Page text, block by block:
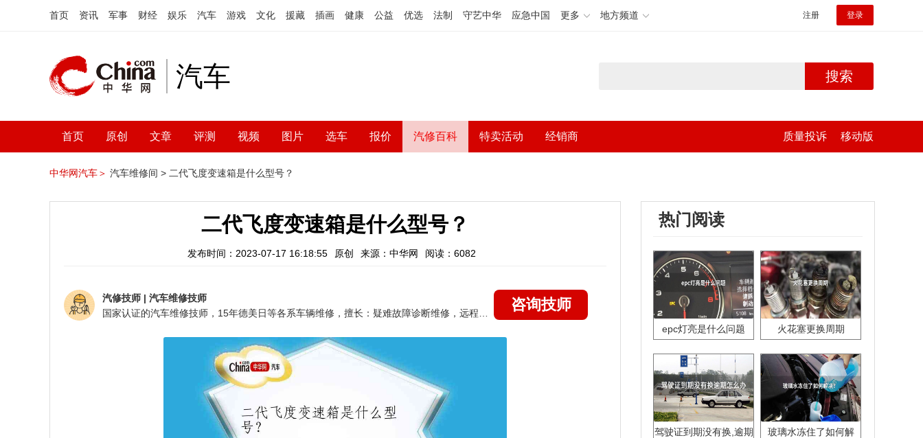
首页 资讯 军事 财经 娱乐 汽车 游戏 文化 援藏 插画 健康 公益 优选 法制 守艺中华 应急中国 更多 地方频道 注册 登录
汽车 搜索
首页 原创 文章 评测 视频 图片 选车 报价 汽修百科 特卖活动 经销商 质量投诉 移动版
中华网汽车＞ 汽车维修间 > 二代飞度变速箱是什么型号？
二代飞度变速箱是什么型号？
发布时间：2023-07-17 16:18:55 原创 来源：中华网 阅读：6082
汽修技师 | 汽车维修技师
咨询技师
热门阅读
epc灯亮是什么问题 火花塞更换周期
驾驶证到期没有换,逾期
玻璃水冻住了如何解